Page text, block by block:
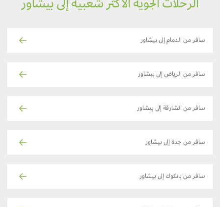
الرحلات الجوية الأكثر شعبية إلى بيشاور
سافر من الدمام إلى بيشاور
سافر من الرياض إلى بيشاور
سافر من الشارقة إلى بيشاور
سافر من جدة إلى بيشاور
سافر من بانكوك إلى بيشاور